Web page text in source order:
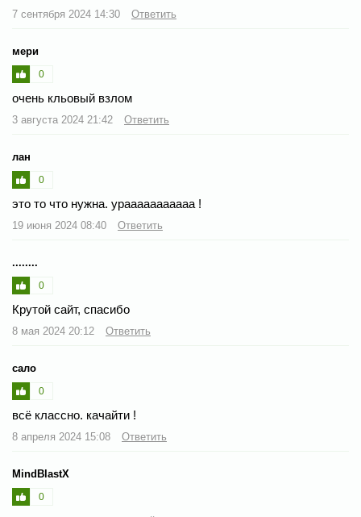
7 сентября 2024 14:30 Ответить
мери
0
очень кльовый взлом
3 августа 2024 21:42 Ответить
лан
0
это то что нужна. урааааааааааа !
19 июня 2024 08:40 Ответить
........
0
Крутой сайт, спасибо
8 мая 2024 20:12 Ответить
сало
0
всё классно. качайти !
8 апреля 2024 15:08 Ответить
MindBlastX
0